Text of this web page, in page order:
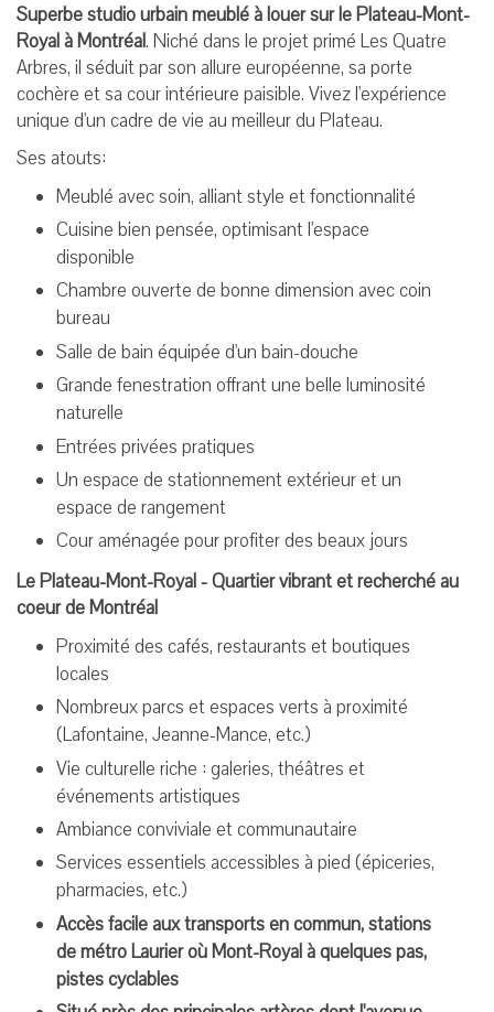
Superbe studio urbain meublé à louer sur le Plateau-Mont-
Royal à Montréal. Niché dans le projet primé Les Quatre
Arbres, il séduit par son allure européenne, sa porte
cochère et sa cour intérieure paisible. Vivez l'expérience
unique d'un cadre de vie au meilleur du Plateau.
Ses atouts:
Meublé avec soin, alliant style et fonctionnalité
Cuisine bien pensée, optimisant l'espace
disponible
Chambre ouverte de bonne dimension avec coin
bureau
Salle de bain équipée d'un bain-douche
Grande fenestration offrant une belle luminosité
naturelle
Entrées privées pratiques
Un espace de stationnement extérieur et un
espace de rangement
Cour aménagée pour profiter des beaux jours
Le Plateau-Mont-Royal - Quartier vibrant et recherché au
coeur de Montréal
Proximité des cafés, restaurants et boutiques
locales
Nombreux parcs et espaces verts à proximité
(Lafontaine, Jeanne-Mance, etc.)
Vie culturelle riche : galeries, théâtres et
événements artistiques
Ambiance conviviale et communautaire
Services essentiels accessibles à pied (épiceries,
pharmacies, etc.)
Accès facile aux transports en commun, stations
de métro Laurier où Mont-Royal à quelques pas,
pistes cyclables